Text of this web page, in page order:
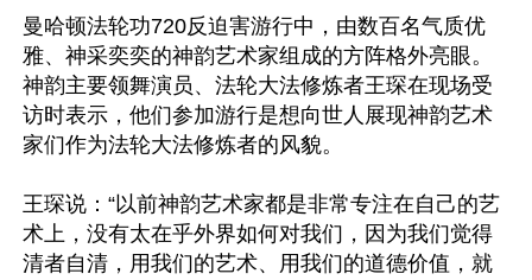
曼哈顿法轮功720反迫害游行中，由数百名气质优
雅、神采奕奕的神韵艺术家组成的方阵格外亮眼。
神韵主要领舞演员、法轮大法修炼者王琛在现场受
访时表示，他们参加游行是想向世人展现神韵艺术
家们作为法轮大法修炼者的风貌。
王琛说：“以前神韵艺术家都是非常专注在自己的艺
术上，没有太在乎外界如何对我们，因为我们觉得
清者自清，用我们的艺术、用我们的道德价值，就